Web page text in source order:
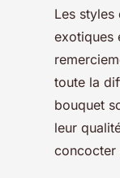
Les
exotiques
toute la
bouquet
leur
concocter